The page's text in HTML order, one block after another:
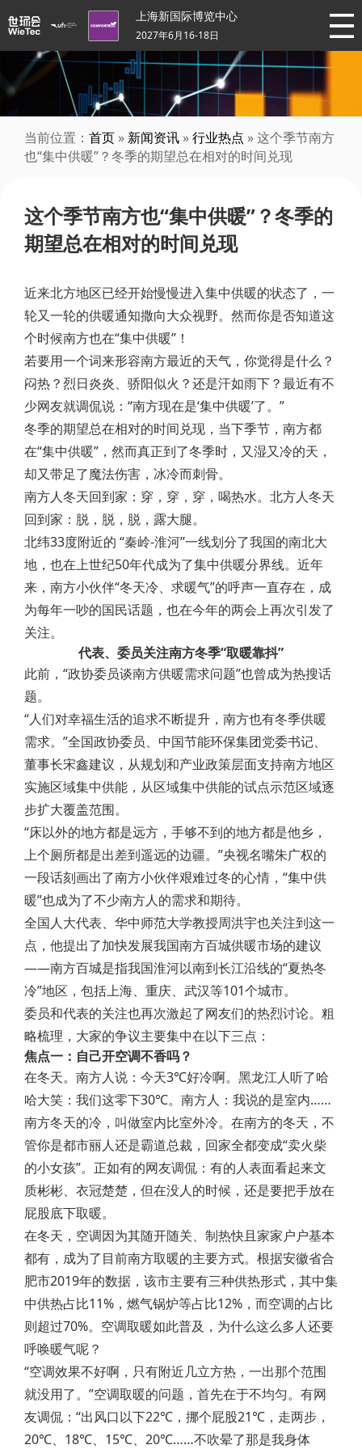
上海新国际博览中心
2027年6月16-18日
当前位置： 首页 » 新闻资讯 »行业热点 » 这个季节南方
也“集中供暖”？冬季的期望总在相对的时间兑现
这个季节南方也“集中供暖”？冬季的
期望总在相对的时间兑现
近来北方地区已经开始慢慢进入集中供暖的状态了，一
轮又一轮的供暖通知撒向大众视野。然而你是否知道这
个时候南方也在“集中供暖”！
若要用一个词来形容南方最近的天气，你觉得是什么？
闷热？烈日炎炎、骄阳似火？还是汗如雨下？最近有不
少网友就调侃说：“南方现在是‘集中供暖’了。”
冬季的期望总在相对的时间兑现，当下季节，南方都
在“集中供暖”，然而真正到了冬季时，又湿又冷的天，
却又带足了魔法伤害，冰冷而刺骨。
南方人冬天回到家：穿，穿，穿，喝热水。北方人冬天
回到家：脱，脱，脱，露大腿。
北纬33度附近的 “秦岭-淮河”一线划分了我国的南北大
地，也在上世纪50年代成为了集中供暖分界线。近年
来，南方小伙伴“冬天冷、求暖气”的呼声一直存在，成
为每年一吵的国民话题，也在今年的两会上再次引发了
关注。
代表、委员关注南方冬季“取暖靠抖”
此前，“政协委员谈南方供暖需求问题”也曾成为热搜话
题。
“人们对幸福生活的追求不断提升，南方也有冬季供暖
需求。”全国政协委员、中国节能环保集团党委书记、
董事长宋鑫建议，从规划和产业政策层面支持南方地区
实施区域集中供能，从区域集中供能的试点示范区域逐
步扩大覆盖范围。
“床以外的地方都是远方，手够不到的地方都是他乡，
上个厕所都是出差到遥远的边疆。”央视名嘴朱广权的
一段话刻画出了南方小伙伴艰难过冬的心情，“集中供
暖”也成为了不少南方人的需求和期待。
全国人大代表、华中师范大学教授周洪宇也关注到这一
点，他提出了加快发展我国南方百城供暖市场的建议
——南方百城是指我国淮河以南到长江沿线的“夏热冬
冷”地区，包括上海、重庆、武汉等101个城市。
委员和代表的关注也再次激起了网友们的热烈讨论。粗
略梳理，大家的争议主要集中在以下三点：
焦点一：自己开空调不香吗？
在冬天。南方人说：今天3℃好冷啊。黑龙江人听了哈
哈大笑：我们这零下30℃。南方人：我说的是室内……
南方冬天的冷，叫做室内比室外冷。在南方的冬天，不
管你是都市丽人还是霸道总裁，回家全都变成“卖火柴
的小女孩”。正如有的网友调侃：有的人表面看起来文
质彬彬、衣冠楚楚，但在没人的时候，还是要把手放在
屁股底下取暖。
在冬天，空调因为其随开随关、制热快且家家户户基本
都有，成为了目前南方取暖的主要方式。根据安徽省合
肥市2019年的数据，该市主要有三种供热形式，其中集
中供热占比11%，燃气锅炉等占比12%，而空调的占比
则超过70%。空调取暖如此普及，为什么这么多人还要
呼唤暖气呢？
“空调效果不好啊，只有附近几立方热，一出那个范围
就没用了。”空调取暖的问题，首先在于不均匀。有网
友调侃：“出风口以下22℃，挪个屁股21℃，走两步，
20℃、18℃、15℃、20℃……不吹晕了那是我身体